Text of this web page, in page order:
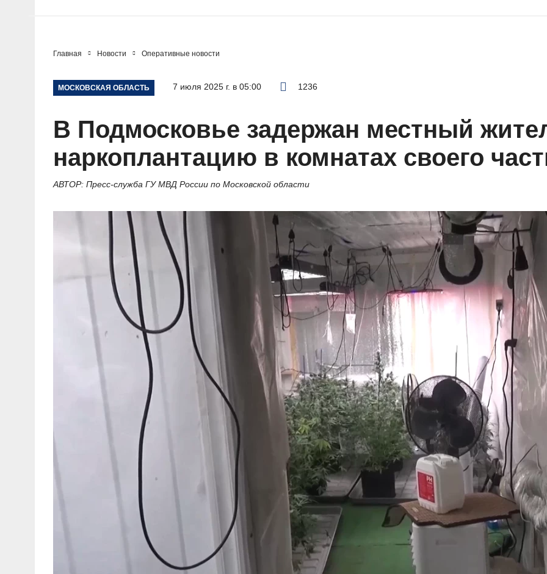
Главная Новости Оперативные новости
МОСКОВСКАЯ ОБЛАСТЬ 7 июля 2025 г. в 05:00 1236
В Подмосковье задержан местный
наркоплантацию в комнатах своего
АВТОР: Пресс-служба ГУ МВД России по Московской области